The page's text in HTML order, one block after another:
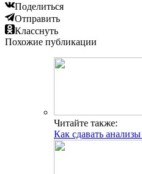
Поделиться
Отправить
Класснуть
Похожие публикации
Читайте также:
Как сдавать